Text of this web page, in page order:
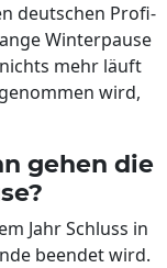
deutschen Profi-
Winterpause
mehr läuft
wird,
gehen die
Jahr Schluss in
beendet wird.